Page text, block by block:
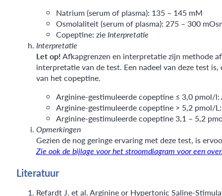
Natrium (serum of plasma): 135 – 145 mM
Osmolaliteit (serum of plasma): 275 – 300
Copeptine: zieInterpretatie
Interpretatie
Let op!Afkapgrenzen en interpretatie zijn methode
interpretatie van de test. Een nadeel van deze test
van het copeptine.
Arginine-gestimuleerde copeptine ≤ 3,0 pmol/
Arginine-gestimuleerde copeptine > 5,2 pmol/
Arginine-gestimuleerde copeptine 3,1 – 5,2
Opmerkingen
Gezien de nog geringe ervaring met deze test, is
Zie ook de bijlage voor het stroomdiagram voor een
Literatuur
Refardt J. et al. Arginine or Hypertonic Saline-